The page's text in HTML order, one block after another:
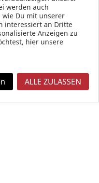
werden auch
Du mit unserer
interessiert an Dritte
Anzeigen zu
hier unsere
ALLE ZULASSEN